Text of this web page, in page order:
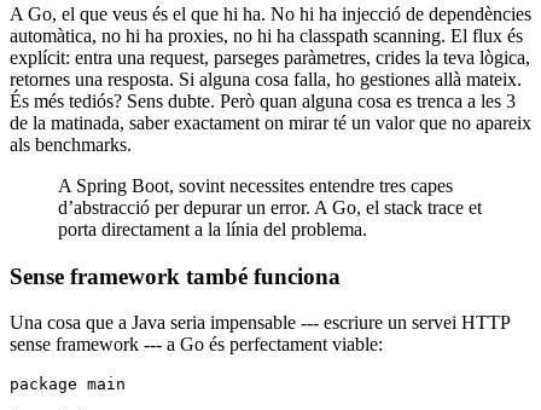
A Go, el que veus és el que hi ha. No hi ha injecció de dependències
automàtica, no hi ha proxies, no hi ha classpath scanning. El flux és
explícit: entra una request, parseges paràmetres, crides la teva lògica,
retornes una resposta. Si alguna cosa falla, ho gestiones allà mateix.
És més tediós? Sens dubte. Però quan alguna cosa es trenca a les 3
de la matinada, saber exactament on mirar té un valor que no apareix
als benchmarks.
A Spring Boot, sovint necessites entendre tres capes
d’abstracció per depurar un error. A Go, el stack trace et
porta directament a la línia del problema.
Sense framework també funciona
Una cosa que a Java seria impensable --- escriure un servei HTTP
sense framework --- a Go és perfectament viable:
package main